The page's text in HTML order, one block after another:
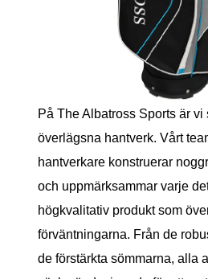
På The Albatross Sports är vi
överlägsna hantverk. Vårt
hantverkare konstruerar
och uppmärksammar varje
högkvalitativ produkt som
förväntningarna. Från de
de förstärkta sömmarna, alla